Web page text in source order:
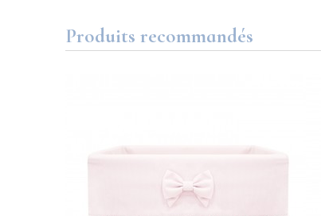
Produits recommandés